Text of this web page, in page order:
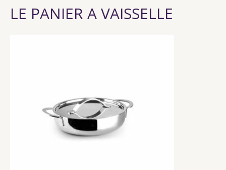
LE PANIER A VAISSELLE